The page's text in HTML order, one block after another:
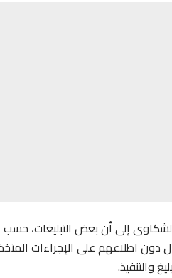
إلى أن بعض التبليغات، حسب
دون اطلاعهم على الإجراءات
والتنفيذ.